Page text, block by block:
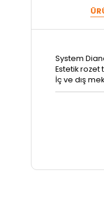
System
Estetik rozet
İç ve dış